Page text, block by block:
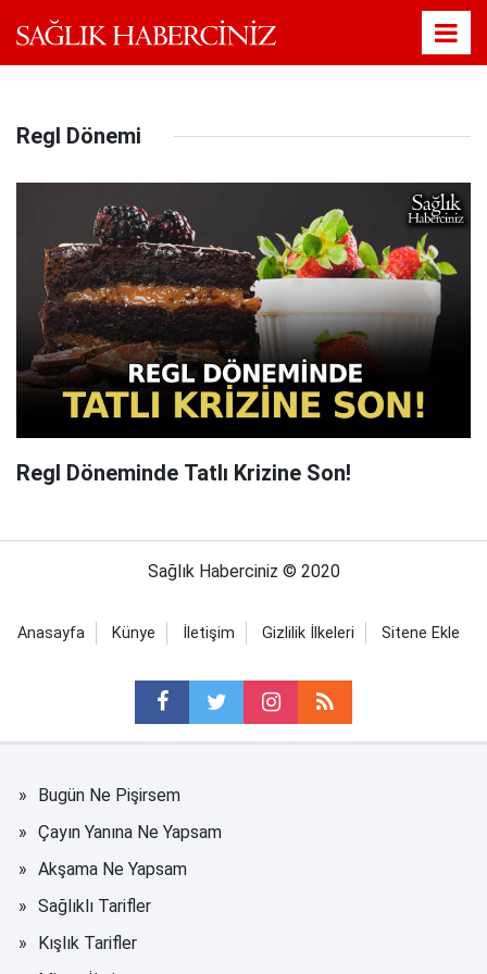
Regl Dönemi
Regl Döneminde Tatlı Krizine Son!
Sağlık Haberciniz © 2020
Anasayfa Künye İletişim Gizlilik İlkeleri Sitene Ekle
Bugün Ne Pişirsem
Çayın Yanına Ne Yapsam
Akşama Ne Yapsam
Sağlıklı Tarifler
Kışlık Tarifler